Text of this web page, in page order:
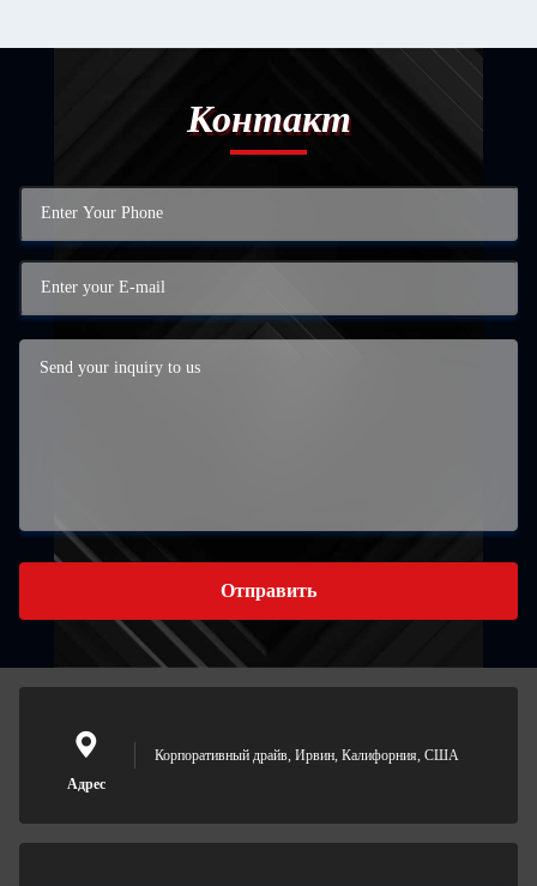
Контакт
Отправить
Адрес
Корпоративный драйв, Ирвин, Калифорния, США